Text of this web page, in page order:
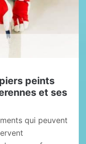
peints
et ses
qui peuvent